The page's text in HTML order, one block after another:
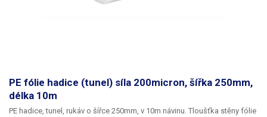
PE fólie hadice (tunel) síla 200micron, šířka 250mm,
délka 10m
PE hadice, tunel, rukáv o šířce 250mm, v 10m návinu. Tloušťka stěny fólie